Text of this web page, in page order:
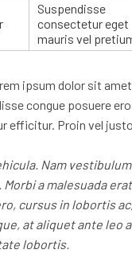
Suspendisse
consectetur eget
mauris vel
ipsum dolor sit
congue posuere
Proin vel
Nam
a malesuada
cursus in lobortis
at aliquet ante leo
lobortis.